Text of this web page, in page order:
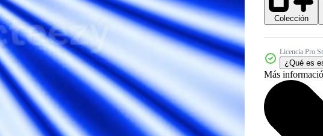
Colección
Licencia Pro
¿Qué es
Más